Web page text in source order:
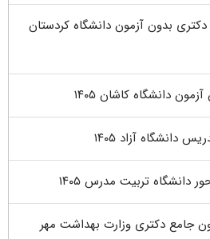
دکتری بدون آزمون دانشگاه کردستان
دانشگاه کاشان ۱۴۰۵
دانشگاه آزاد ۱۴۰۵
دانشگاه تربیت مدرس ۱۴۰۵
جامع دکتری وزارت بهداشت مهر